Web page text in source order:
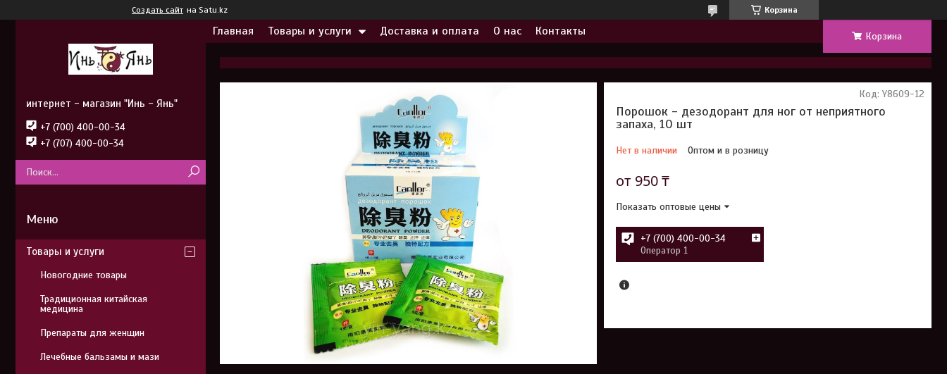
Создать сайт на Satu.kz Корзина
Главная Товары и услуги Доставка и оплата О нас Контакты Корзина
Порошок - дезодорант для ног от неприятного
запаха, 10 шт
Нет в наличии Оптом и в розницу
Код: Y8609-12
от 950 ₸
Показать оптовые цены
+7 (700) 400-00-34
Оператор 1
интернет - магазин "Инь - Янь"
+7 (700) 400-00-34
+7 (707) 400-00-34
Товары и услуги
Новогодние товары
Традиционная китайская
медицина
Препараты для женщин
Лечебные бальзамы и мази